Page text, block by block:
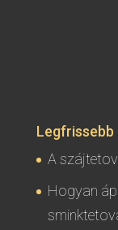
Legfrissebb
A
Hogyan